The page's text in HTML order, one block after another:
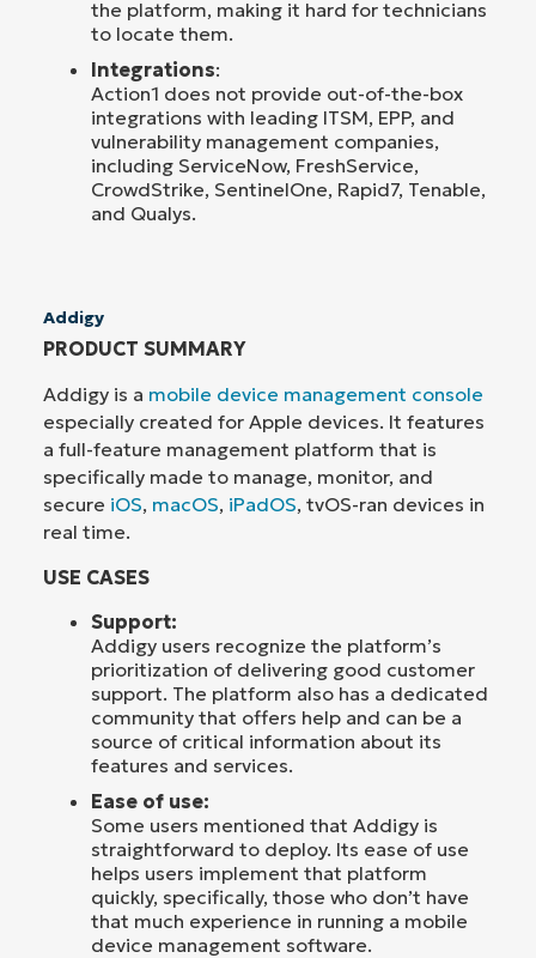
the platform, making it hard for technicians
to locate them.
Integrations:
Action1 does not provide out-of-the-box
integrations with leading ITSM, EPP, and
vulnerability management companies,
including ServiceNow, FreshService,
CrowdStrike, SentinelOne, Rapid7, Tenable,
and Qualys.
Addigy
PRODUCT SUMMARY
Addigy is a mobile device management console
especially created for Apple devices. It features
a full-feature management platform that is
specifically made to manage, monitor, and
secure iOS, macOS, iPadOS, tvOS-ran devices in
real time.
USE CASES
Support:
Addigy users recognize the platform’s
prioritization of delivering good customer
support. The platform also has a dedicated
community that offers help and can be a
source of critical information about its
features and services.
Ease of use:
Some users mentioned that Addigy is
straightforward to deploy. Its ease of use
helps users implement that platform
quickly, specifically, those who don’t have
that much experience in running a mobile
device management software.